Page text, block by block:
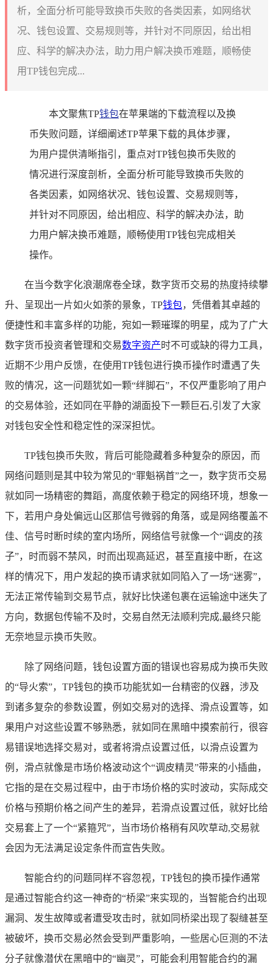
析，全面分析可能导致换币失败的各类因素，如网络状
况、钱包设置、交易规则等，并针对不同原因，给出相
应、科学的解决办法，助力用户解决换币难题，顺畅使
用TP钱包完成...
本文聚焦TP钱包在苹果端的下载流程以及换
币失败问题，详细阐述TP苹果下载的具体步骤，
为用户提供清晰指引，重点对TP钱包换币失败的
情况进行深度剖析，全面分析可能导致换币失败的
各类因素，如网络状况、钱包设置、交易规则等，
并针对不同原因，给出相应、科学的解决办法，助
力用户解决换币难题，顺畅使用TP钱包完成相关
操作。
在当今数字化浪潮席卷全球，数字货币交易的热度持续攀
升、呈现出一片如火如荼的景象，TP钱包，凭借着其卓越的
便捷性和丰富多样的功能，宛如一颗璀璨的明星，成为了广大
数字货币投资者管理和交易数字资产时不可或缺的得力工具，
近期不少用户反馈，在使用TP钱包进行换币操作时遭遇了失
败的情况，这一问题犹如一颗“绊脚石”，不仅严重影响了用户
的交易体验，还如同在平静的湖面投下一颗巨石,引发了大家
对钱包安全性和稳定性的深深担忧。
TP钱包换币失败，背后可能隐藏着多种复杂的原因，而
网络问题则是其中较为常见的“罪魁祸首”之一，数字货币交易
就如同一场精密的舞蹈，高度依赖于稳定的网络环境，想象一
下，若用户身处偏远山区那信号微弱的角落，或是网络覆盖不
佳、信号时断时续的室内场所，网络信号就像一个“调皮的孩
子”，时而弱不禁风，时而出现高延迟，甚至直接中断，在这
样的情况下，用户发起的换币请求就如同陷入了一场“迷雾”，
无法正常传输到交易节点，就好比快递包裹在运输途中迷失了
方向，数据包传输不及时，交易自然无法顺利完成,最终只能
无奈地显示换币失败。
除了网络问题，钱包设置方面的错误也容易成为换币失败
的“导火索”，TP钱包的换币功能犹如一台精密的仪器，涉及
到诸多复杂的参数设置，例如交易对的选择、滑点设置等，如
果用户对这些设置不够熟悉，就如同在黑暗中摸索前行，很容
易错误地选择交易对，或者将滑点设置过低，以滑点设置为
例，滑点就像是市场价格波动这个“调皮精灵”带来的小插曲，
它指的是在交易过程中，由于市场价格的实时波动，实际成交
价格与预期价格之间产生的差异，若滑点设置过低，就好比给
交易套上了一个“紧箍咒”，当市场价格稍有风吹草动,交易就
会因为无法满足设定条件而宣告失败。
智能合约的问题同样不容忽视，TP钱包的换币操作通常
是通过智能合约这一神奇的“桥梁”来实现的，当智能合约出现
漏洞、发生故障或者遭受攻击时，就如同桥梁出现了裂缝甚至
被破坏，换币交易必然会受到严重影响，一些居心叵测的不法
分子就像潜伏在黑暗中的“幽灵”，可能会利用智能合约的漏